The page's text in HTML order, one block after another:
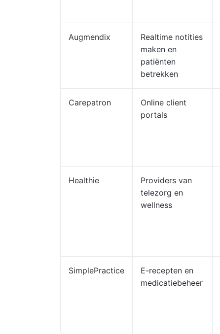
Augmendix
Realtime notities
maken en
patiënten
betrekken
Carepatron
Online client
portals
Healthie
Providers van
telezorg en
wellness
SimplePractice
E-recepten en
medicatiebeheer